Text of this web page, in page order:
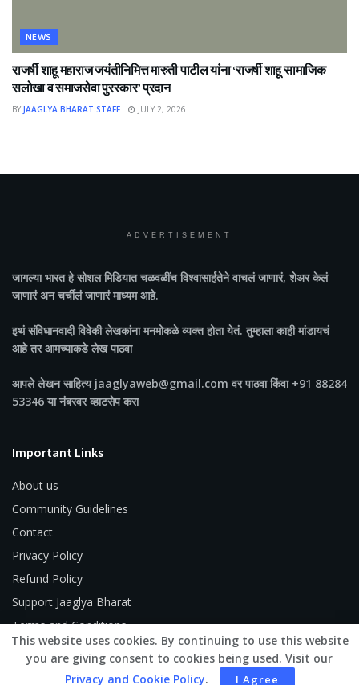
NEWS
राजर्षी शाहू महाराज जयंतीनिमित्त मारुती पाटील यांना ‘राजर्षी शाहू सामाजिक
सलोखा व समाजसेवा पुरस्कार’ प्रदान
BY JAAGLYA BHARAT STAFF JULY 2, 2026
ADVERTISEMENT
जागल्या भारतहे सोशल मिडियात चळवळींच विश्वासार्हतेने वाचलं जाणारं, शेअर केलं
जाणारं अन चर्चीलं जाणारं माध्यम आहे.
इथं संविधानवादी विवेकी लेखकांना मनमोकळे व्यक्त होता येतं. तुम्हाला काही मांडायचं
आहे तर आमच्याकडे लेख पाठवा
आपले लेखन साहित्य jaaglyaweb@gmail.com वर पाठवा किंवा +91 88284
53346 या नंबरवर व्हाटसेप करा
Important Links
About us
Community Guidelines
Contact
Privacy Policy
Refund Policy
Support Jaaglya Bharat
Terms and Conditions
This website uses cookies. By continuing to use this website
you are giving consent to cookies being used. Visit our
Privacy and Cookie Policy. I Agree